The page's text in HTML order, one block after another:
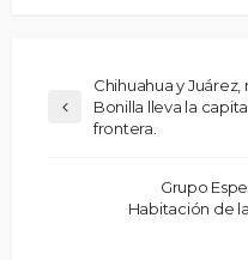
Chihuahua y
Bonilla lleva la
frontera.
Grupo
Habitación de